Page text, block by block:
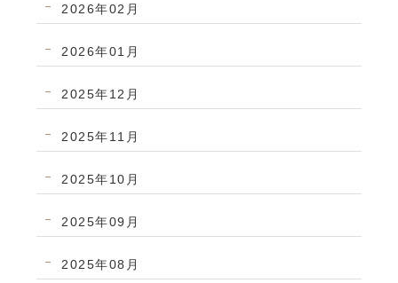
2026年02月
2026年01月
2025年12月
2025年11月
2025年10月
2025年09月
2025年08月